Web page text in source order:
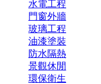
水電工程
門窗外牆
玻璃工程
油漆塗裝
防水隔熱
景觀休閒
環保衛生